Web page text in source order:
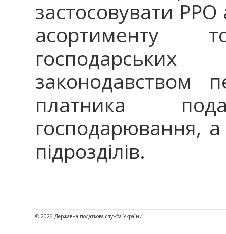
застосовувати
асортименту
законодавством
платника
господарювання,
підрозділів.
© 2026 Державна податкова служба України